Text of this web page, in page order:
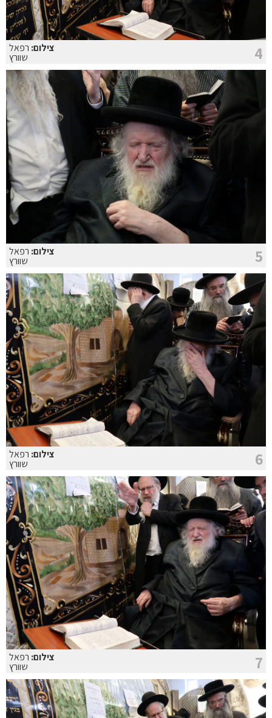
4 צילום: רפאל
שוורץ
5 צילום: רפאל
שוורץ
6 צילום: רפאל
שוורץ
7 צילום: רפאל
שוורץ